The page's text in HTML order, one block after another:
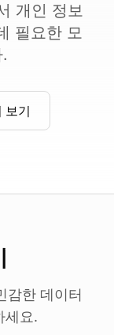
개인 정보
필요한 모
보기
감한 데이터
세요.